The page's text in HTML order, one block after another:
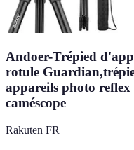
Andoer-Trépied
rotule
appareils photo
caméscope
Rakuten FR